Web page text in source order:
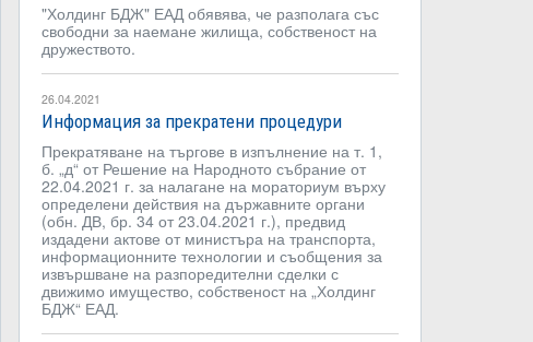
"Холдинг БДЖ" ЕАД обявява, че разполага със
свободни за наемане жилища, собственост на
дружеството.
26.04.2021
Информация за прекратени процедури
Прекратяване на търгове в изпълнение на т. 1,
б. „д“ от Решение на Народното събрание от
22.04.2021 г. за налагане на мораториум върху
определени действия на държавните органи
(обн. ДВ, бр. 34 от 23.04.2021 г.), предвид
издадени актове от министъра на транспорта,
информационните технологии и съобщения за
извършване на разпоредителни сделки с
движимо имущество, собственост на „Холдинг
БДЖ“ ЕАД.